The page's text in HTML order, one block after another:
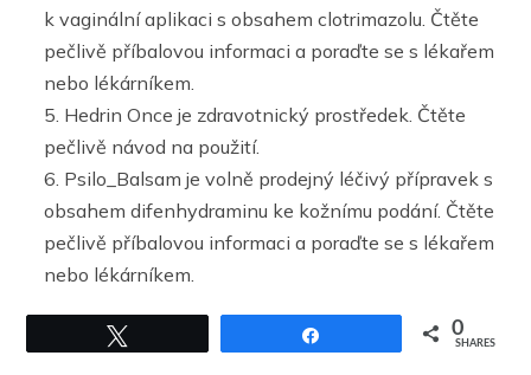
k vaginální aplikaci s obsahem clotrimazolu. Čtěte
pečlivě příbalovou informaci a poraďte se s lékařem
nebo lékárníkem.
Hedrin Once je zdravotnický prostředek. Čtěte
pečlivě návod na použití.
Psilo_Balsam je volně prodejný léčivý přípravek s
obsahem difenhydraminu ke kožnímu podání. Čtěte
pečlivě příbalovou informaci a poraďte se s lékařem
nebo lékárníkem.
0
SHARES